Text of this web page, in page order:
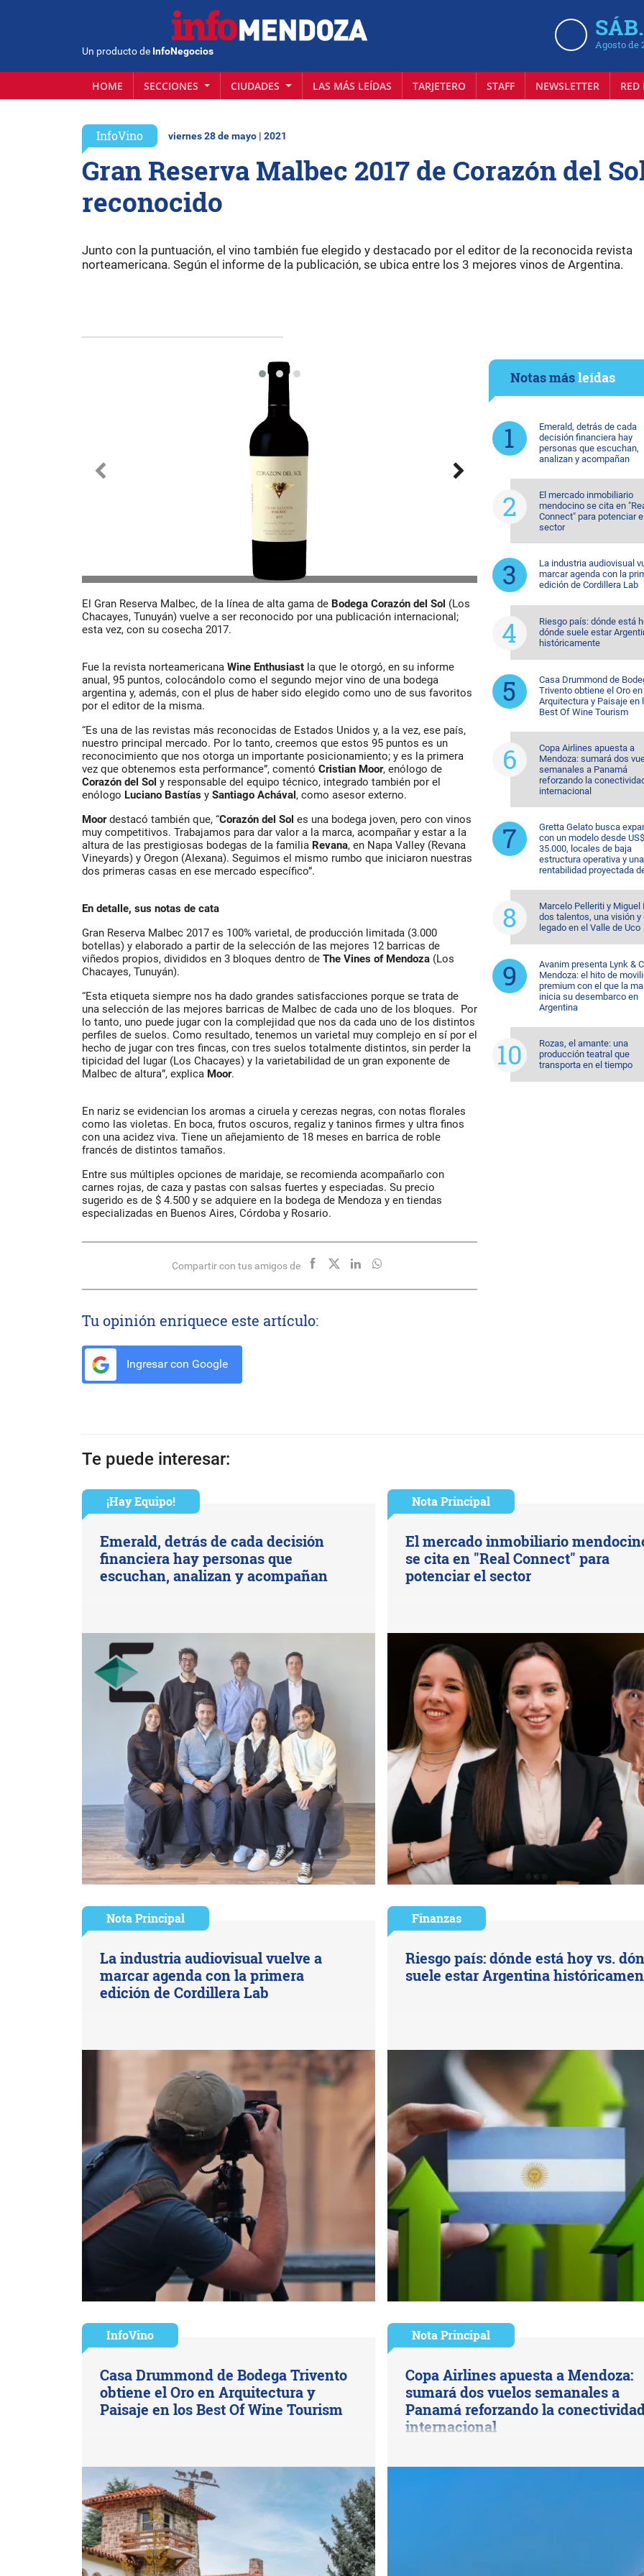
Un producto de InfoNegocios Agosto de
HOME SECCIONES CIUDADES LAS MÁS LEÍDAS TARJETERO STAFF NEWSLETTER
InfoVino viernes 28 de mayo | 2021
Gran Reserva Malbec 2017 de Corazón del
reconocido
Junto con la puntuación, el vino también fue elegido y destacado por el editor de la reconocida revista
norteamericana. Según el informe de la publicación, se ubica entre los 3 mejores vinos de Argentina.
El Gran Reserva Malbec, de la línea de alta gama de Bodega Corazón del Sol (Los
Chacayes, Tunuyán) vuelve a ser reconocido por una publicación internacional;
esta vez, con su cosecha 2017.
Fue la revista norteamericana Wine Enthusiast la que le otorgó, en su informe
anual, 95 puntos, colocándolo como el segundo mejor vino de una bodega
argentina y, además, con el plus de haber sido elegido como uno de sus favoritos
por el editor de la misma.
“Es una de las revistas más reconocidas de Estados Unidos y, a la vez, ese país,
nuestro principal mercado. Por lo tanto, creemos que estos 95 puntos es un
reconocimiento que nos otorga un importante posicionamiento; y es la primera
vez que obtenemos esta performance”, comentó Cristian Moor, enólogo de
Corazón del Sol y responsable del equipo técnico, integrado también por el
enólogo Luciano Bastías y Santiago Achával , como asesor externo.
Moordestacó también que, “Corazón del Sol es una bodega joven, pero con vinos
muy competitivos. Trabajamos para dar valor a la marca, acompañar y estar a la
altura de las prestigiosas bodegas de la familia Revana, en Napa Valley (Revana
Vineyards) y Oregon (Alexana). Seguimos el mismo rumbo que iniciaron nuestras
dos primeras casas en ese mercado específico”.
En detalle, sus notas de cata
Gran Reserva Malbec 2017 es 100% varietal, de producción limitada (3.000
botellas) y elaborado a partir de la selección de las mejores 12 barricas de
viñedos propios, divididos en 3 bloques dentro de The Vines of Mendoza (Los
Chacayes, Tunuyán).
“Esta etiqueta siempre nos ha dado grandes satisfacciones porque se trata de
una selección de las mejores barricas de Malbec de cada uno de los bloques. Por
lo tanto, uno puede jugar con la complejidad que nos da cada uno de los distintos
perfiles de suelos. Como resultado, tenemos un varietal muy complejo en sí por el
hecho de jugar con tres fincas, con tres suelos totalmente distintos, sin perder la
tipicidad del lugar (Los Chacayes) y la varietabilidad de un gran exponente de
Malbec de altura”, explica Moor.
En nariz se evidencian los aromas a ciruela y cerezas negras, con notas florales
como las violetas. En boca, frutos oscuros, regaliz y taninos firmes y ultra finos
con una acidez viva. Tiene un añejamiento de 18 meses en barrica de roble
francés de distintos tamaños.
Entre sus múltiples opciones de maridaje, se recomienda acompañarlo con
carnes rojas, de caza y pastas con salsas fuertes y especiadas. Su precio
sugerido es de $ 4.500 y se adquiere en la bodega de Mendoza y en tiendas
especializadas en Buenos Aires, Córdoba y Rosario.
Compartir con tus amigos de
Tu opinión enriquece este artículo:
Ingresar con Google
Notas másleídas
Emerald, detrás de cada
decisión financiera hay
personas que escuchan,
analizan y acompañan
El mercado inmobiliario
mendocino se cita en
Connect" para potenciar
sector
La industria audiovisual
marcar agenda con la
edición de Cordillera Lab
Riesgo país: dónde está
dónde suele estar
históricamente
Casa Drummond de
Trivento obtiene el Oro en
Arquitectura y Paisaje en
Best Of Wine Tourism
Copa Airlines apuesta a
Mendoza: sumará dos
semanales a Panamá
reforzando la
internacional
Gretta Gelato busca
con un modelo desde US$
35.000, locales de baja
estructura operativa y una
rentabilidad proyectada
Marcelo Pelleriti y Miguel
dos talentos, una visión y
legado en el Valle de Uco
Avanim presenta Lynk &
Mendoza: el hito de
premium con el que la
inicia su desembarco en
Argentina
Rozas, el amante: una
producción teatral que
transporta en el tiempo
Te puede interesar:
¡Hay Equipo!
Emerald, detrás de cada decisión
financiera hay personas que
escuchan, analizan y acompañan
Nota Principal
El mercado inmobiliario
se cita en "Real Connect" para
potenciar el sector
Nota Principal
La industria audiovisual vuelve a
marcar agenda con la primera
edición de Cordillera Lab
Finanzas
Riesgo país: dónde está hoy vs.
suele estar Argentina
InfoVino
Casa Drummond de Bodega Trivento
obtiene el Oro en Arquitectura y
Paisaje en los Best Of Wine Tourism
Nota Principal
Copa Airlines apuesta a Mendoza:
sumará dos vuelos semanales a
Panamá reforzando la
internacional